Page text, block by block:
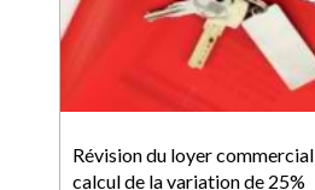
Révision du loyer
calcul de la variation de 25%